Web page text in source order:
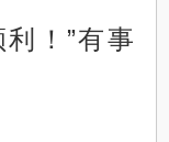
！”有事